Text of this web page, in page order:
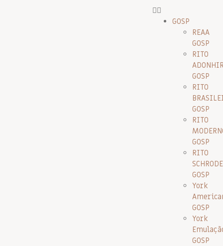
GOSP
REAA
GOSP
RITO
GOSP
RITO
GOSP
RITO
GOSP
RITO
GOSP
York
GOSP
York
GOSP